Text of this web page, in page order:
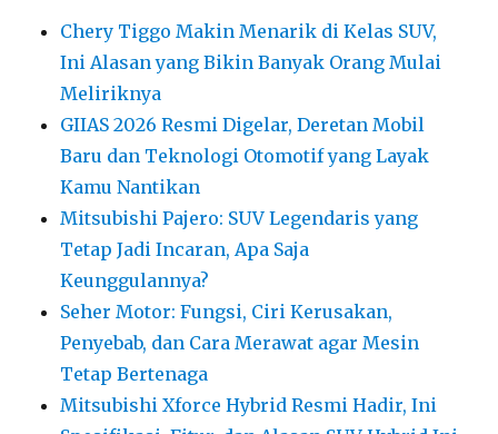
Chery Tiggo Makin Menarik di Kelas SUV,
Ini Alasan yang Bikin Banyak Orang Mulai
Meliriknya
GIIAS 2026 Resmi Digelar, Deretan Mobil
Baru dan Teknologi Otomotif yang Layak
Kamu Nantikan
Mitsubishi Pajero: SUV Legendaris yang
Tetap Jadi Incaran, Apa Saja
Keunggulannya?
Seher Motor: Fungsi, Ciri Kerusakan,
Penyebab, dan Cara Merawat agar Mesin
Tetap Bertenaga
Mitsubishi Xforce Hybrid Resmi Hadir, Ini